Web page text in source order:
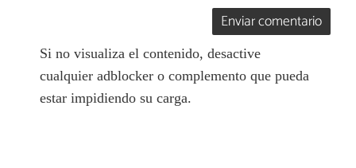
Enviar comentario
Si no visualiza el contenido, desactive
cualquier adblocker o complemento que pueda
estar impidiendo su carga.